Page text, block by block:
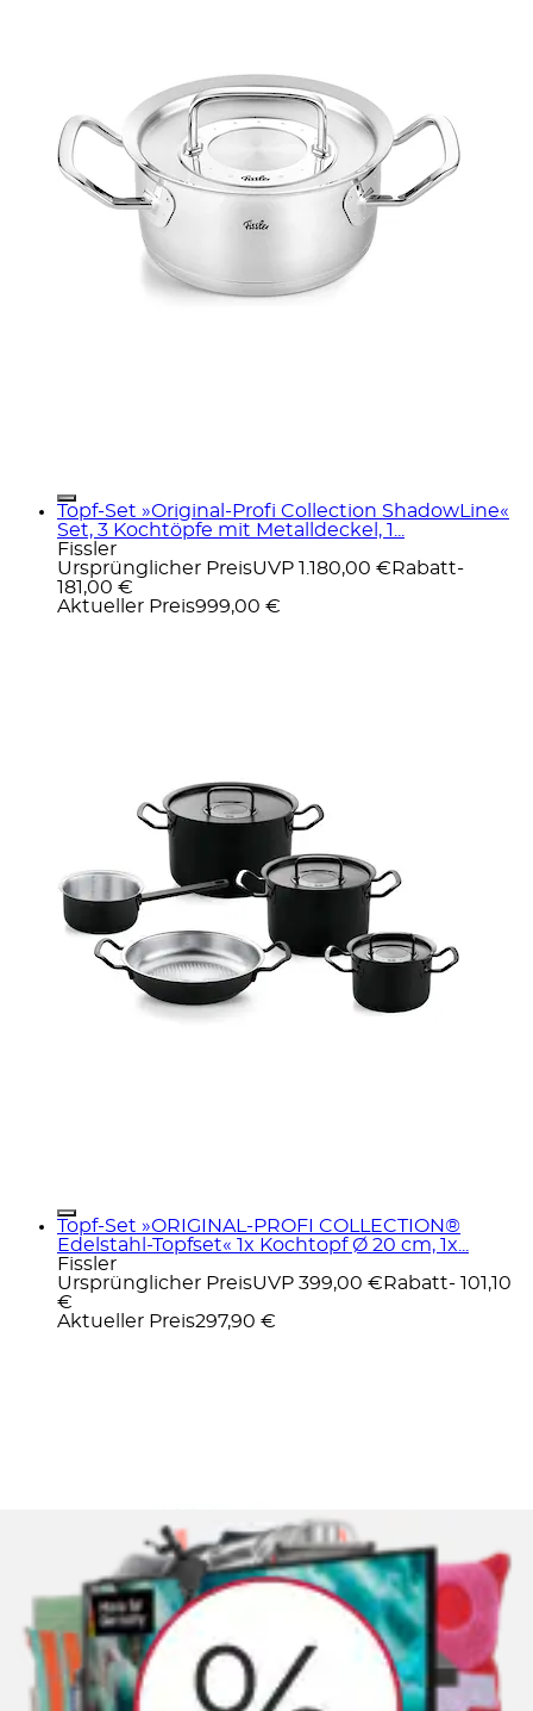
Topf-Set »Original-Profi Collection ShadowLine«
Set, 3 Kochtöpfe mit Metalldeckel, 1...
Fissler
Ursprünglicher PreisUVP 1.180,00 € Rabatt-
181,00 €
Aktueller Preis999,00 €
Topf-Set »ORIGINAL-PROFI COLLECTION®
Edelstahl-Topfset« 1x Kochtopf Ø 20 cm, 1x...
Fissler
Ursprünglicher PreisUVP 399,00 € Rabatt- 101,10
€
Aktueller Preis297,90 €